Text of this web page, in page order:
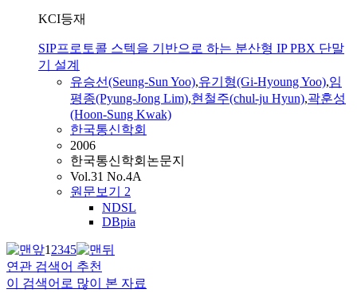
KCI등재
SIP프로토콜 스텍을 기반으로 하는 분산형 IP PBX 단말
기 설계
유승선(Seung-Sun Yoo),유기형(Gi-Hyoung Yoo),임
평종(Pyung-Jong Lim),현철주(chul-ju Hyun),곽훈성
(Hoon-Sung Kwak)
한국통신학회
2006
한국통신학회논문지
Vol.31 No.4A
원문보기 2
NDSL
DBpia
12345
연관 검색어 추천
이 검색어로 많이 본 자료